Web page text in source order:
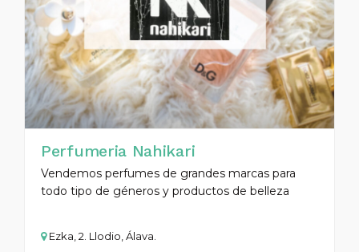
Perfumeria Nahikari
Vendemos perfumes de grandes marcas para
todo tipo de géneros y productos de belleza
Ezka, 2. Llodio, Álava.